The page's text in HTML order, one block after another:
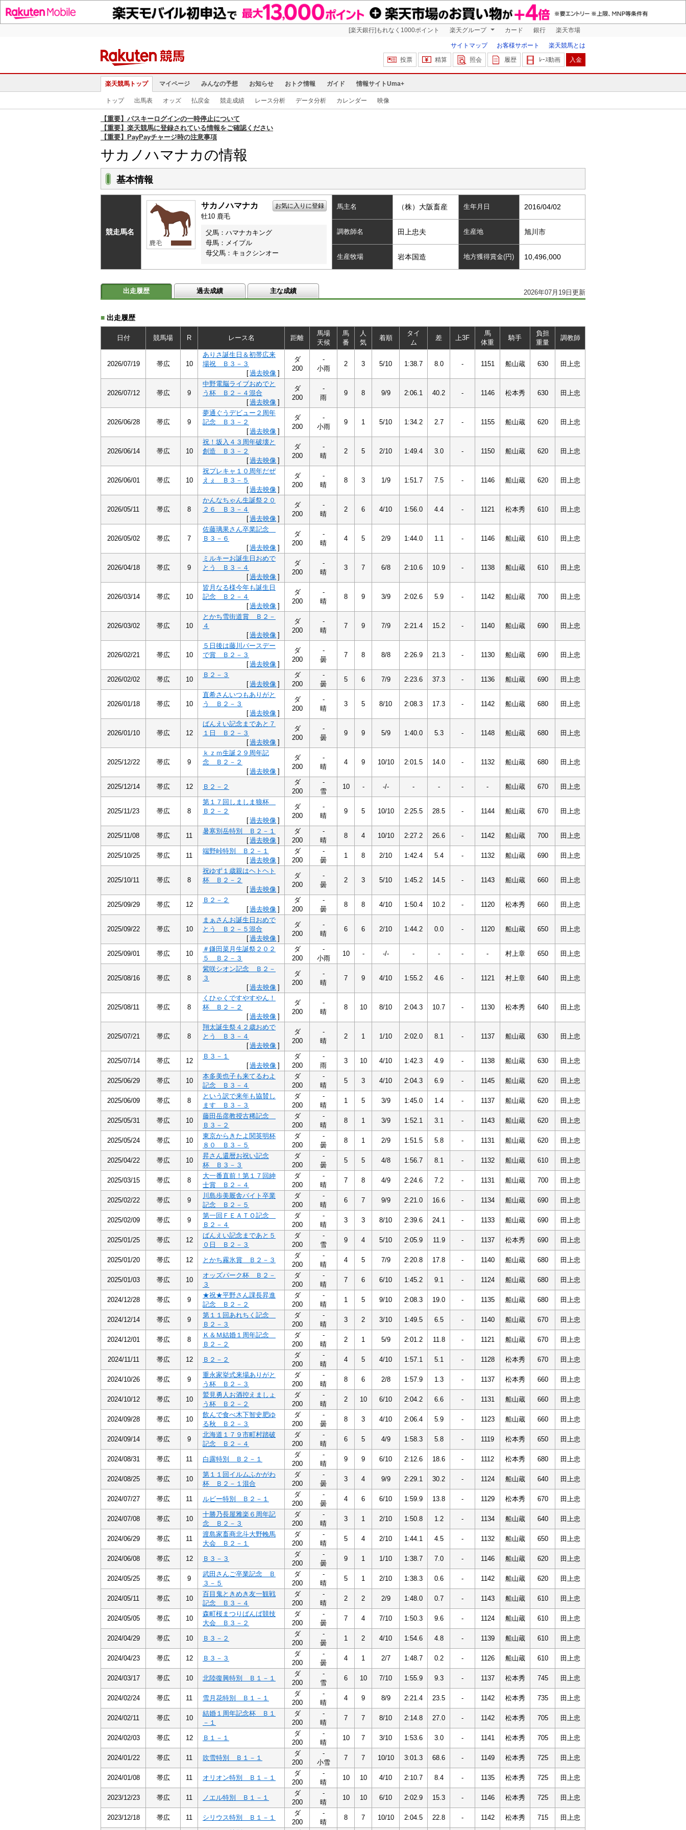
[楽天銀行]もれなく1000ポイント 楽天グループ カード 銀行 楽天市場
サイトマップ お客様サポート
楽天競馬とは
投票
精算 照会 履歴 ﾚｰｽ動画 入金
楽天競馬トップ マイページ みんなの予想 お知らせ おトク情報 ガイド 情報サイトUma+
トップ 出馬表 オッズ 払戻金 競走成績 レース分析 データ分析 カレンダー 映像
【重要】パスキーログインの一時停止について
【重要】楽天競馬に登録されている情報をご確認ください
【重要】PayPayチャージ時の注意事項
サカノハマナカの情報
基本情報
競走馬名
サカノハマナカ お気に入りに登録
牡10 鹿毛
父馬：ハマナカキング
母馬：メイプル
母父馬：キョクシンオー
馬主名 （株）大阪畜産 生年月日 2016/04/02
調教師名 田上忠夫 生産地 旭川市
生産牧場 岩本国造 地方獲得賞金(円) 10,496,000
2026年07月19日更新
出走履歴 過去成績 主な成績
■ 出走履歴
日付 競馬場 R レース名 距離
馬場
天候
馬
番
人
気
着順
タイ
ム
差 上3F
馬
体重
騎手
負担
重量
調教師
2026/07/19 帯広 10
ありさ誕生日＆初帯広来
場祝 Ｂ３－３
[過去映像 ]
ダ
200
-
小雨
2 3 5/10 1:38.7 8.0 - 1151 船山蔵 630 田上忠
2026/07/12 帯広 9
中野電脳ライブおめでと
う杯 Ｂ２－４混合
[過去映像 ]
ダ
200
-
雨
9 8 9/9 2:06.1 40.2 - 1146 松本秀 630 田上忠
2026/06/28 帯広 9
夢通ぐうデビュー２周年
記念 Ｂ３－２
[過去映像 ]
ダ
200
-
小雨
9 1 5/10 1:34.2 2.7 - 1155 船山蔵 620 田上忠
2026/06/14 帯広 10
祝！坂入４３周年破壊と
創造 Ｂ３－２
[過去映像 ]
ダ
200
-
晴
2 5 2/10 1:49.4 3.0 - 1150 船山蔵 620 田上忠
2026/06/01 帯広 10
祝プレキャ１０周年だぜ
えぇ Ｂ３－５
[過去映像 ]
ダ
200
-
晴
8 3 1/9 1:51.7 7.5 - 1146 船山蔵 620 田上忠
2026/05/11 帯広 8
かんなちゃん生誕祭２０
２６ Ｂ３－４
[過去映像 ]
ダ
200
-
晴
2 6 4/10 1:56.0 4.4 - 1121 松本秀 610 田上忠
2026/05/02 帯広 7
佐藤璃果さん卒業記念
Ｂ３－６
[過去映像 ]
ダ
200
-
晴
4 5 2/9 1:44.0 1.1 - 1146 船山蔵 610 田上忠
2026/04/18 帯広 9
ミルキーお誕生日おめで
とう Ｂ３－４
[過去映像 ]
ダ
200
-
晴
3 7 6/8 2:10.6 10.9 - 1138 船山蔵 610 田上忠
2026/03/14 帯広 10
皆月なる様今年も誕生日
記念 Ｂ２－４
[過去映像 ]
ダ
200
-
晴
8 9 3/9 2:02.6 5.9 - 1142 船山蔵 700 田上忠
2026/03/02 帯広 10
とかち雪街道賞 Ｂ２－
４
[過去映像 ]
ダ
200
-
晴
7 9 7/9 2:21.4 15.2 - 1140 船山蔵 690 田上忠
2026/02/21 帯広 10
５日後は藤川バースデー
で賞 Ｂ２－３
[過去映像 ]
ダ
200
-
曇
7 8 8/8 2:26.9 21.3 - 1130 船山蔵 690 田上忠
2026/02/02 帯広 10
Ｂ２－３
[過去映像 ]
ダ
200
-
曇
5 6 7/9 2:23.6 37.3 - 1136 船山蔵 690 田上忠
2026/01/18 帯広 10
直希さんいつもありがと
う Ｂ２－３
[過去映像 ]
ダ
200
-
晴
3 5 8/10 2:08.3 17.3 - 1142 船山蔵 680 田上忠
2026/01/10 帯広 12
ばんえい記念まであと７
１日 Ｂ２－３
[過去映像 ]
ダ
200
-
曇
9 9 5/9 1:40.0 5.3 - 1148 船山蔵 680 田上忠
2025/12/22 帯広 9
ｋｚｍ生誕２９周年記
念 Ｂ２－２
[過去映像 ]
ダ
200
-
晴
4 9 10/10 2:01.5 14.0 - 1132 船山蔵 680 田上忠
2025/12/14 帯広 12 Ｂ２－２
ダ
200
-
雪
10 - -/- - - - - 船山蔵 670 田上忠
2025/11/23 帯広 8
第１７回しましま狼杯
Ｂ２－２
[過去映像 ]
ダ
200
-
晴
9 5 10/10 2:25.5 28.5 - 1144 船山蔵 670 田上忠
2025/11/08 帯広 11
暑寒別岳特別 Ｂ２－１
[過去映像 ]
ダ
200
-
晴
8 4 10/10 2:27.2 26.6 - 1142 船山蔵 700 田上忠
2025/10/25 帯広 11
端野峠特別 Ｂ２－１
[過去映像 ]
ダ
200
-
曇
1 8 2/10 1:42.4 5.4 - 1132 船山蔵 690 田上忠
2025/10/11 帯広 8
祝ゆず１歳親はヘトヘト
杯 Ｂ２－２
[過去映像 ]
ダ
200
-
曇
2 3 5/10 1:45.2 14.5 - 1143 船山蔵 660 田上忠
2025/09/29 帯広 12
Ｂ２－２
[過去映像 ]
ダ
200
-
曇
8 8 4/10 1:50.4 10.2 - 1120 松本秀 660 田上忠
2025/09/22 帯広 10
まぁさんお誕生日おめで
とう Ｂ２－５混合
[過去映像 ]
ダ
200
-
晴
6 6 2/10 1:44.2 0.0 - 1120 船山蔵 650 田上忠
2025/09/01 帯広 10
＃鎌田菜月生誕祭２０２
５ Ｂ２－３
ダ
200
-
小雨
10 - -/- - - - - 村上章 650 田上忠
2025/08/16 帯広 8
紫咲シオン記念 Ｂ２－
３
[過去映像 ]
ダ
200
-
晴
7 9 4/10 1:55.2 4.6 - 1121 村上章 640 田上忠
2025/08/11 帯広 8
くひゃくですやすやん！
杯 Ｂ２－２
[過去映像 ]
ダ
200
-
晴
8 10 8/10 2:04.3 10.7 - 1130 松本秀 640 田上忠
2025/07/21 帯広 8
翔太誕生祭４２歳おめで
とう Ｂ３－４
[過去映像 ]
ダ
200
-
晴
2 1 1/10 2:02.0 8.1 - 1137 船山蔵 630 田上忠
2025/07/14 帯広 12
Ｂ３－１
[過去映像 ]
ダ
200
-
雨
3 10 4/10 1:42.3 4.9 - 1138 船山蔵 630 田上忠
2025/06/29 帯広 10
本多美也子も来てるわよ
記念 Ｂ３－４
ダ
200
-
晴
5 3 4/10 2:04.3 6.9 - 1145 船山蔵 620 田上忠
2025/06/09 帯広 8
という訳で来年も協賛し
ます Ｂ３－３
ダ
200
-
晴
1 5 3/9 1:45.0 1.4 - 1137 船山蔵 620 田上忠
2025/05/31 帯広 10
藤田岳彦教授古稀記念
Ｂ３－２
ダ
200
-
晴
8 1 3/9 1:52.1 3.1 - 1143 船山蔵 620 田上忠
2025/05/24 帯広 10
東京からきたよ関英明杯
８０ Ｂ３－５
ダ
200
-
曇
8 1 2/9 1:51.5 5.8 - 1131 船山蔵 620 田上忠
2025/04/22 帯広 10
昇さん還暦お祝い記念
杯 Ｂ３－３
ダ
200
-
曇
5 5 4/8 1:56.7 8.1 - 1132 船山蔵 610 田上忠
2025/03/15 帯広 8
大一番直前！第１７回紳
士賞 Ｂ２－４
ダ
200
-
晴
7 8 4/9 2:24.6 7.2 - 1131 船山蔵 700 田上忠
2025/02/22 帯広 9
川島歩美厩舎バイト卒業
記念 Ｂ２－５
ダ
200
-
晴
6 7 9/9 2:21.0 16.6 - 1134 船山蔵 690 田上忠
2025/02/09 帯広 9
第一回ＦＥＡＴＯ記念
Ｂ２－４
ダ
200
-
晴
3 3 8/10 2:39.6 24.1 - 1133 船山蔵 690 田上忠
2025/01/25 帯広 12
ばんえい記念まであと５
０日 Ｂ２－３
ダ
200
-
雪
9 4 5/10 2:05.9 11.9 - 1137 松本秀 690 田上忠
2025/01/20 帯広 12 とかち霧氷賞 Ｂ２－３
ダ
200
-
晴
4 5 7/9 2:20.8 17.8 - 1140 船山蔵 680 田上忠
2025/01/03 帯広 10
オッズパーク杯 Ｂ２－
３
ダ
200
-
晴
7 6 6/10 1:45.2 9.1 - 1124 船山蔵 680 田上忠
2024/12/28 帯広 9
★祝★平野さん課長昇進
記念 Ｂ２－２
ダ
200
-
晴
1 5 9/10 2:08.3 19.0 - 1135 船山蔵 680 田上忠
2024/12/14 帯広 9
第１１回あれちく記念
Ｂ２－３
ダ
200
-
晴
3 2 3/10 1:49.5 6.5 - 1140 船山蔵 670 田上忠
2024/12/01 帯広 8
Ｋ＆Ｍ結婚１周年記念
Ｂ２－２
ダ
200
-
晴
2 1 5/9 2:01.2 11.8 - 1121 船山蔵 670 田上忠
2024/11/11 帯広 12 Ｂ２－２
ダ
200
-
晴
4 5 4/10 1:57.1 5.1 - 1128 松本秀 670 田上忠
2024/10/26 帯広 9
重永家挙式来場ありがと
う杯 Ｂ２－３
ダ
200
-
晴
8 6 2/8 1:57.9 1.3 - 1137 松本秀 660 田上忠
2024/10/12 帯広 10
鷲見勇人お酒控えましょ
う杯 Ｂ２－２
ダ
200
-
晴
2 10 6/10 2:04.2 6.6 - 1131 船山蔵 660 田上忠
2024/09/28 帯広 10
飲んで食べ木下智史肥ゆ
る秋 Ｂ２－３
ダ
200
-
曇
8 3 4/10 2:06.4 5.9 - 1123 船山蔵 660 田上忠
2024/09/14 帯広 9
北海道１７９市町村踏破
記念 Ｂ２－４
ダ
200
-
晴
6 5 4/9 1:58.3 5.8 - 1119 松本秀 650 田上忠
2024/08/31 帯広 11 白露特別 Ｂ２－１
ダ
200
-
晴
9 9 6/10 2:12.6 18.6 - 1112 松本秀 680 田上忠
2024/08/25 帯広 10
第１１回イルムふかがわ
杯 Ｂ２－１混合
ダ
200
-
曇
3 4 9/9 2:29.1 30.2 - 1124 船山蔵 640 田上忠
2024/07/27 帯広 11 ルビー特別 Ｂ２－１
ダ
200
-
曇
4 6 6/10 1:59.9 13.8 - 1129 松本秀 670 田上忠
2024/07/08 帯広 10
十勝乃長屋雅楽６周年記
念 Ｂ２－３
ダ
200
-
晴
3 1 2/10 1:50.8 1.2 - 1134 船山蔵 640 田上忠
2024/06/29 帯広 11
渡島家畜商北斗大野輓馬
大会 Ｂ２－１
ダ
200
-
晴
5 4 2/10 1:44.1 4.5 - 1132 船山蔵 650 田上忠
2024/06/08 帯広 12 Ｂ３－３
ダ
200
-
曇
9 1 1/10 1:38.7 7.0 - 1146 船山蔵 620 田上忠
2024/05/25 帯広 9
武田さんご卒業記念 Ｂ
３－５
ダ
200
-
晴
5 1 2/10 1:38.3 0.6 - 1142 船山蔵 620 田上忠
2024/05/11 帯広 10
百目鬼ときめき友一観戦
記念 Ｂ３－４
ダ
200
-
晴
2 2 2/9 1:48.0 0.7 - 1143 船山蔵 610 田上忠
2024/05/05 帯広 10
森町桜まつりばんば競技
大会 Ｂ３－２
ダ
200
-
曇
7 4 7/10 1:50.3 9.6 - 1124 船山蔵 610 田上忠
2024/04/29 帯広 10 Ｂ３－２
ダ
200
-
曇
1 2 4/10 1:54.6 4.8 - 1139 船山蔵 610 田上忠
2024/04/23 帯広 12 Ｂ３－３
ダ
200
-
曇
4 1 2/7 1:48.7 0.2 - 1126 船山蔵 610 田上忠
2024/03/17 帯広 10 北陸復興特別 Ｂ１－１
ダ
200
-
雪
6 10 7/10 1:55.9 9.3 - 1137 松本秀 745 田上忠
2024/02/24 帯広 11 雪月花特別 Ｂ１－１
ダ
200
-
晴
4 9 8/9 2:21.4 23.5 - 1142 松本秀 735 田上忠
2024/02/11 帯広 10
結婚１周年記念杯 Ｂ１
－１
ダ
200
-
晴
7 7 8/10 2:14.8 27.0 - 1142 松本秀 705 田上忠
2024/02/03 帯広 12 Ｂ１－１
ダ
200
-
晴
10 7 3/10 1:53.6 3.0 - 1141 松本秀 705 田上忠
2024/01/22 帯広 11 吹雪特別 Ｂ１－１
ダ
200
-
小雪
7 7 10/10 3:01.3 68.6 - 1149 松本秀 725 田上忠
2024/01/08 帯広 11 オリオン特別 Ｂ１－１
ダ
200
-
晴
10 10 4/10 2:10.7 8.4 - 1135 松本秀 725 田上忠
2023/12/23 帯広 11 ノエル特別 Ｂ１－１
ダ
200
-
晴
10 10 6/10 2:02.9 15.3 - 1146 松本秀 725 田上忠
2023/12/18 帯広 11 シリウス特別 Ｂ１－１
ダ
200
-
晴
8 7 10/10 2:04.5 22.8 - 1142 松本秀 715
田上忠